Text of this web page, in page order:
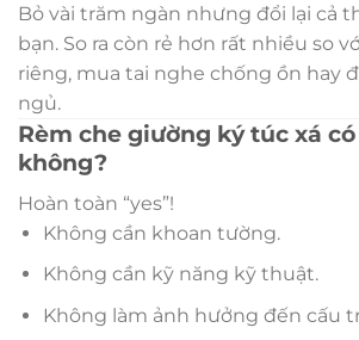
Bỏ vài trăm ngàn nhưng đổi lại cả
bạn. So ra còn rẻ hơn rất nhiều so
riêng, mua tai nghe chống ồn hay
ngủ.
Rèm che giường ký túc xá
không?
Hoàn toàn “yes”!
Không cần khoan tường.
Không cần kỹ năng kỹ thuật.
Không làm ảnh hưởng đến cấu